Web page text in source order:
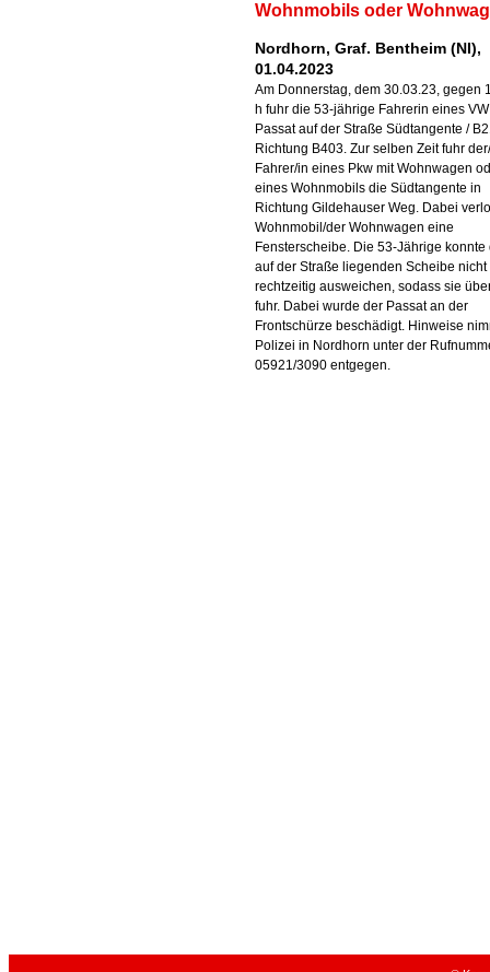
Wohnmobils oder
Nordhorn, Graf. Bentheim (NI),
01.04.2023
Am Donnerstag, dem 30.03.23, gegen
h fuhr die 53-jährige Fahrerin eines VW
Passat auf der Straße Südtangente /
Richtung B403. Zur selben Zeit fuhr
Fahrer/in eines Pkw mit Wohnwagen
eines Wohnmobils die Südtangente in
Richtung Gildehauser Weg. Dabei
Wohnmobil/der Wohnwagen eine
Fensterscheibe. Die 53-Jährige konnte
auf der Straße liegenden Scheibe nicht
rechtzeitig ausweichen, sodass sie
fuhr. Dabei wurde der Passat an der
Frontschürze beschädigt. Hinweise
Polizei in Nordhorn unter der
05921/3090 entgegen.